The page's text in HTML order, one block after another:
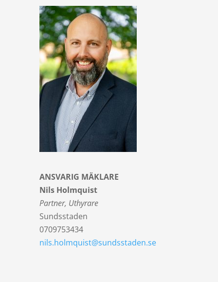
ANSVARIG MÄKLARE
Nils Holmquist
Partner, Uthyrare
Sundsstaden
0709753434
nils.holmquist@sundsstaden.se